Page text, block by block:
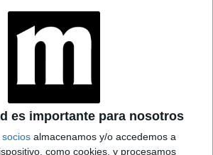
es importante para nosotros
socios almacenamos y/o accedemos a
como cookies, y procesamos
jelly vuelven en
se convierten en el
más inesperado del